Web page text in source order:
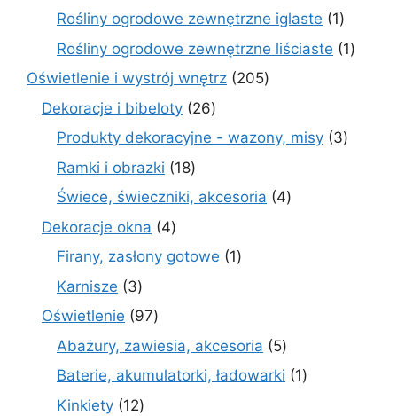
produkty
Rośliny ogrodowe zewnętrzne iglaste 11
produkt
Rośliny ogrodowe zewnętrzne liściaste 11
Oświetlenie i wystrój wnętrz 205205
Dekoracje i bibeloty 2626
Produkty dekoracyjne - wazony, misy 33
Ramki i obrazki 1818
produktów
Świece, świeczniki, akcesoria 44
Dekoracje okna 44
produkty
Firany, zasłony gotowe 11
Karnisze 33
produkty
Oświetlenie 9797
produktów
Abażury, zawiesia, akcesoria 55
produktów
Baterie, akumulatorki, ładowarki 11
Kinkiety 1212